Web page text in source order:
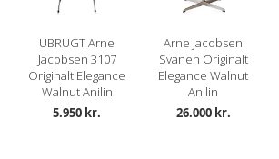
UBRUGT Arne
Jacobsen 3107
Originalt Elegance
Walnut Anilin
5.950 kr.
Arne Jacobsen
Svanen Originalt
Elegance Walnut
Anilin
26.000 kr.